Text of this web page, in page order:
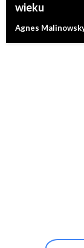
wieku
Agnes